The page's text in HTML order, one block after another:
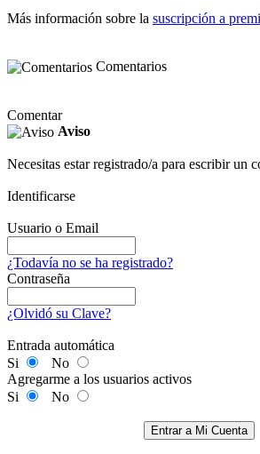
Más información sobre la suscripción a
Comentarios
Comentar
Aviso
Necesitas estar registrado/a para escribir un
Identificarse
Usuario o Email
¿Todavía no se ha registrado?
Contraseña
¿Olvidó su Clave?
Entrada automática
Si
No
Agregarme a los usuarios activos
Si
No
Entrar a Mi Cuenta